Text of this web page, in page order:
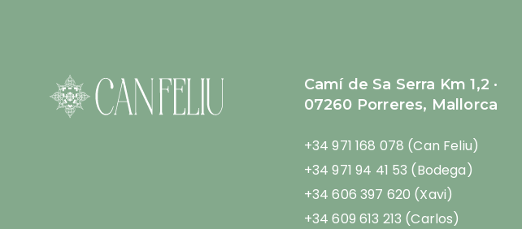
Camí de Sa Serra Km 1,2 ·
07260 Porreres, Mallorca
+34 971 168 078 (Can Feliu)
+34 971 94 41 53 (Bodega)
+34 606 397 620 (Xavi)
+34 609 613 213 (Carlos)